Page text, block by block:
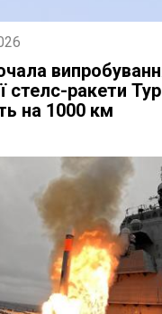
стелс-ракети
на 1000 км